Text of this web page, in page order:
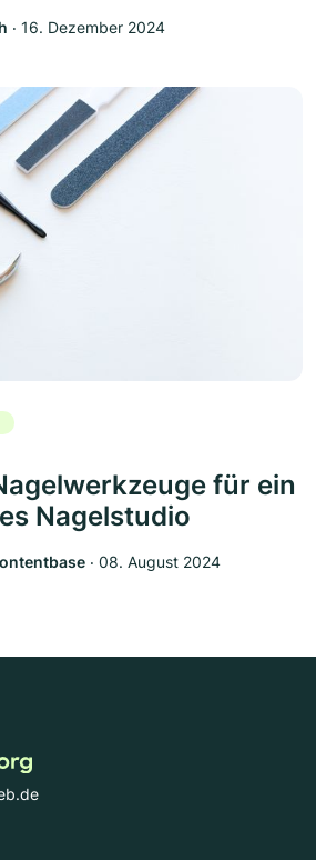
‧ 16. Dezember 2024
für ein
Nagelstudio
‧ 08. August 2024